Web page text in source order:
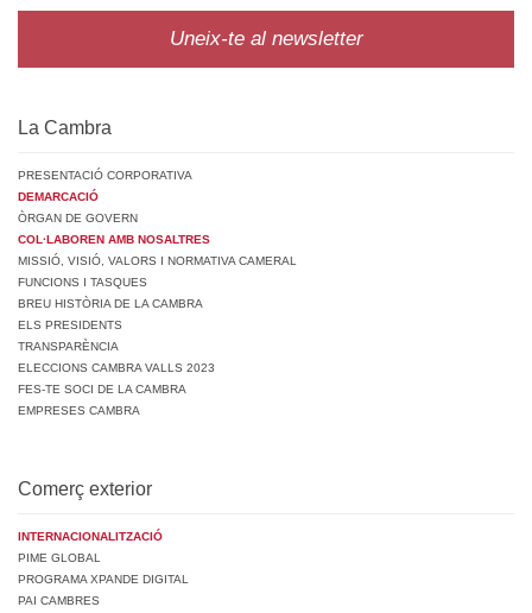
Uneix-te al newsletter
La Cambra
PRESENTACIÓ CORPORATIVA
DEMARCACIÓ
ÒRGAN DE GOVERN
COL·LABOREN AMB NOSALTRES
MISSIÓ, VISIÓ, VALORS I NORMATIVA CAMERAL
FUNCIONS I TASQUES
BREU HISTÒRIA DE LA CAMBRA
ELS PRESIDENTS
TRANSPARÈNCIA
ELECCIONS CAMBRA VALLS 2023
FES-TE SOCI DE LA CAMBRA
EMPRESES CAMBRA
Comerç exterior
INTERNACIONALITZACIÓ
PIME GLOBAL
PROGRAMA XPANDE DIGITAL
PAI CAMBRES